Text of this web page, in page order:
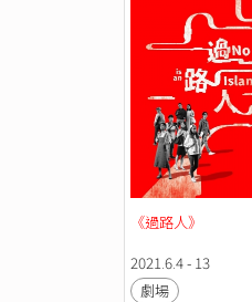
《過路人》
2021.6.4 - 13
劇場